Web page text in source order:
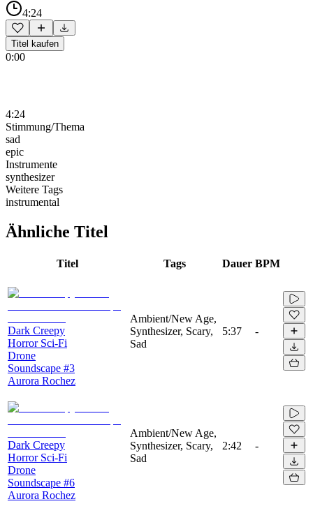
4:24
Titel kaufen
0:00
4:24
Stimmung/Thema
sad
epic
Instrumente
synthesizer
Weitere Tags
instrumental
Ähnliche Titel
Titel Tags Dauer BPM
Dark Creepy
Horror Sci-Fi
Drone
Soundscape #3
Aurora Rochez
Ambient/New Age,
Synthesizer, Scary,
Sad
5:37 -
Dark Creepy
Horror Sci-Fi
Drone
Soundscape #6
Aurora Rochez
Ambient/New Age,
Synthesizer, Scary,
Sad
2:42 -